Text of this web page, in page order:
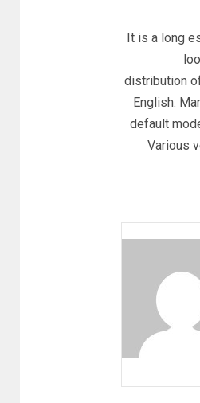
It is a long
distribution
English.
default
Various